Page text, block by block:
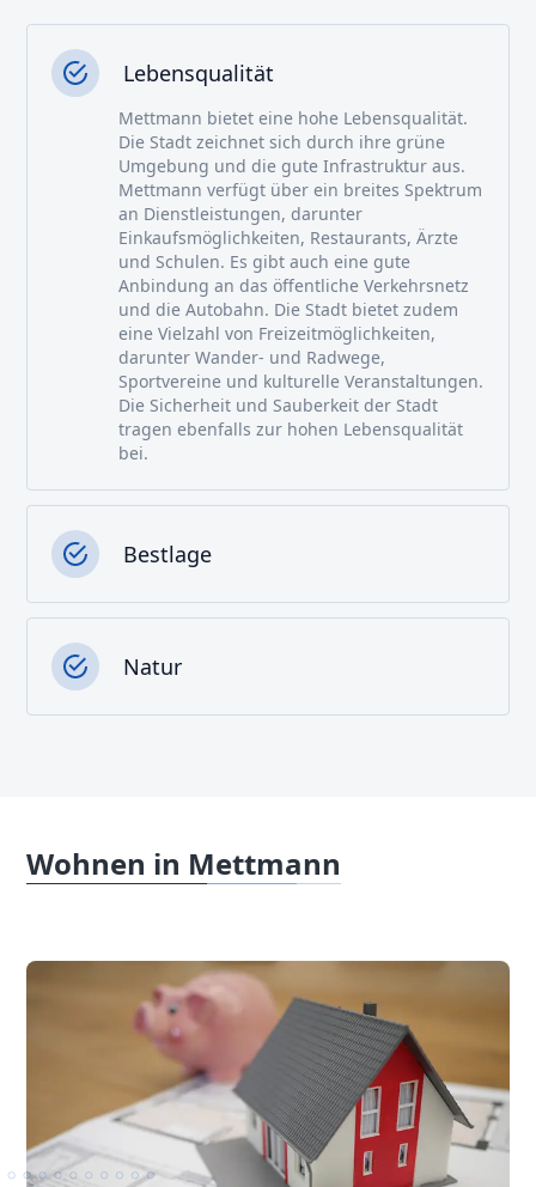
Lebensqualität
Mettmann bietet eine hohe Lebensqualität.
Die Stadt zeichnet sich durch ihre grüne
Umgebung und die gute Infrastruktur aus.
Mettmann verfügt über ein breites Spektrum
an Dienstleistungen, darunter
Einkaufsmöglichkeiten, Restaurants, Ärzte
und Schulen. Es gibt auch eine gute
Anbindung an das öffentliche Verkehrsnetz
und die Autobahn. Die Stadt bietet zudem
eine Vielzahl von Freizeitmöglichkeiten,
darunter Wander- und Radwege,
Sportvereine und kulturelle Veranstaltungen.
Die Sicherheit und Sauberkeit der Stadt
tragen ebenfalls zur hohen Lebensqualität
bei.
Bestlage
Natur
Wohnen in Mettmann